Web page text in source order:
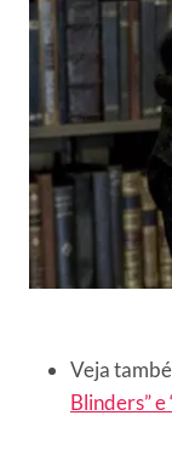
Veja
Blinders”